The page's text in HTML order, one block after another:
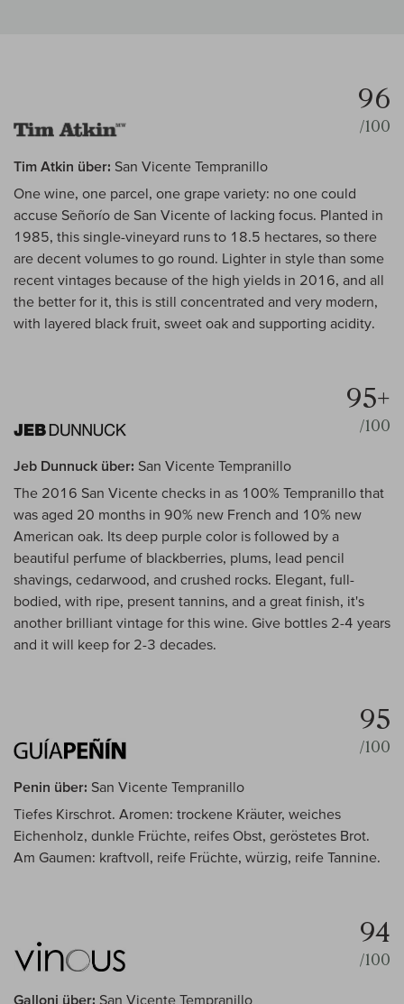
96
/100
Tim Atkin über: San Vicente Tempranillo
One wine, one parcel, one grape variety: no one could
accuse Señorío de San Vicente of lacking focus. Planted in
1985, this single-vineyard runs to 18.5 hectares, so there
are decent volumes to go round. Lighter in style than some
recent vintages because of the high yields in 2016, and all
the better for it, this is still concentrated and very modern,
with layered black fruit, sweet oak and supporting acidity.
95+
/100
Jeb Dunnuck über: San Vicente Tempranillo
The 2016 San Vicente checks in as 100% Tempranillo that
was aged 20 months in 90% new French and 10% new
American oak. Its deep purple color is followed by a
beautiful perfume of blackberries, plums, lead pencil
shavings, cedarwood, and crushed rocks. Elegant, full-
bodied, with ripe, present tannins, and a great finish, it's
another brilliant vintage for this wine. Give bottles 2-4 years
and it will keep for 2-3 decades.
95
/100
Penin über: San Vicente Tempranillo
Tiefes Kirschrot. Aromen: trockene Kräuter, weiches
Eichenholz, dunkle Früchte, reifes Obst, geröstetes Brot.
Am Gaumen: kraftvoll, reife Früchte, würzig, reife Tannine.
94
/100
Galloni über: San Vicente Tempranillo